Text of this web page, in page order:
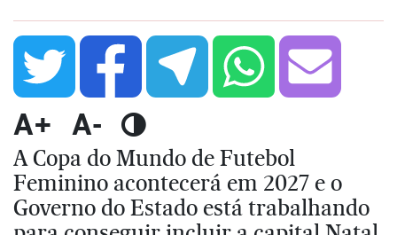
A+ A-
A Copa do Mundo de Futebol
Feminino acontecerá em 2027 e o
Governo do Estado está trabalhando